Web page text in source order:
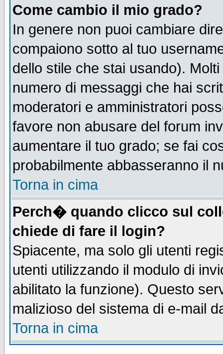
Come cambio il mio grado?
In genere non puoi cambiare
compaiono sotto al tuo
dello stile che stai usando).
numero di messaggi che hai
moderatori e amministratori
favore non abusare del forum
aumentare il tuo grado; se fai
probabilmente abbasseranno il
Torna in cima
Perch� quando clicco sul
chiede di fare il login?
Spiacente, ma solo gli utenti
utenti utilizzando il modulo di
abilitato la funzione). Questo
malizioso del sistema di e-mail
Torna in cima